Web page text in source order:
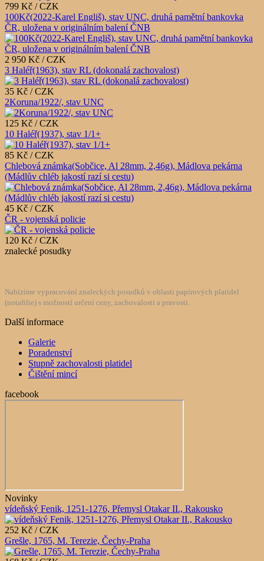
799 Kč / CZK
100Kč(2022-Karel Engliš), stav UNC, druhá pamětní bankovka
ČR, uložena v originálním balení ČNB
2 950 Kč / CZK
3 Haléř(1963), stav RL (dokonalá zachovalost)
35 Kč / CZK
2Koruna/1922/, stav UNC
125 Kč / CZK
10 Haléř(1937), stav 1/1+
85 Kč / CZK
Chlebová známka(Sobčice, Al 28mm, 2,46g), Mádlova pekárna
(Mádlův chléb jakostí razí si cestu)
45 Kč / CZK
ČR - vojenská policie
120 Kč / CZK
znalecké posudky
Nabízíme vypracování znaleckých posudků v oblasti papírových platidel
(notafilie) s možností určení ceny, zachovalosti a pravosti.
Další informace
Galerie
Poradenství
Stupně zachovalosti platidel
Čištění mincí
facebook
Novinky
vídeňský Fenik, 1251-1276, Přemysl Otakar II., Rakousko
252 Kč / CZK
Grešle, 1765, M. Terezie, Čechy-Praha